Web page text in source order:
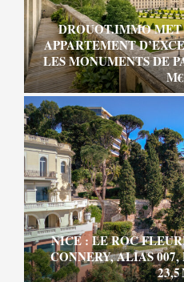
DROUOT.IMMO MET
APPARTEMENT
LES MONUMENTS DE
NICE : LE ROC
CONNERY, ALIAS
23,5